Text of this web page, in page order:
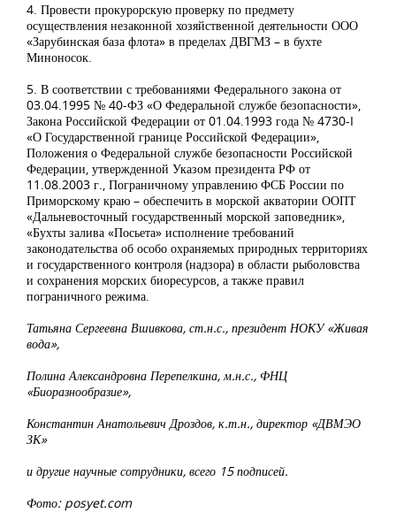
4. Провести прокурорскую проверку по предмету
осуществления незаконной хозяйственной деятельности ООО
«Зарубинская база флота» в пределах ДВГМЗ – в бухте
Миноносок.
5. В соответствии с требованиями Федерального закона от
03.04.1995 № 40-ФЗ «О Федеральной службе безопасности»,
Закона Российской Федерации от 01.04.1993 года № 4730-I
«О Государственной границе Российской Федерации»,
Положения о Федеральной службе безопасности Российской
Федерации, утвержденной Указом президента РФ от
11.08.2003 г., Пограничному управлению ФСБ России по
Приморскому краю – обеспечить в морской акватории ООПТ
«Дальневосточный государственный морской заповедник»,
«Бухты залива «Посьета» исполнение требований
законодательства об особо охраняемых природных территориях
и государственного контроля (надзора) в области рыболовства
и сохранения морских биоресурсов, а также правил
пограничного режима.
Татьяна Сергеевна Вшивкова, ст.н.с., президент НОКУ «Живая
вода»,
Полина Александровна Перепелкина, м.н.с., ФНЦ
«Биоразнообразие»,
Константин Анатольевич Дроздов, к.т.н., директор «ДВМЭО
ЗК»
и другие научные сотрудники, всего 15 подписей.
Фото: posyet.com